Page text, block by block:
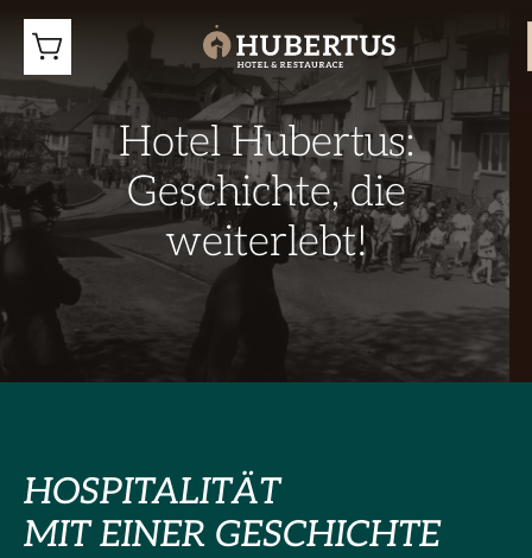
Hotel Hubertus:
Geschichte, die
weiterlebt!
HOSPITALITÄT
MIT EINER GESCHICHTE